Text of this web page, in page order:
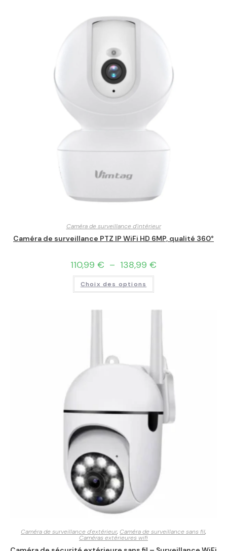
Caméra de surveillance d'intérieur
Caméra de surveillance PTZ IP WiFi HD 6MP, qualité 360°
110,99 € – 138,99 €
Choix des options
Caméra de surveillance d'extérieur, Caméra de surveillance sans fil,
Caméras extérieures wifi